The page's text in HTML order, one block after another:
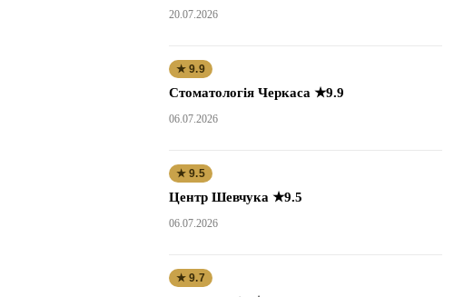
20.07.2026
★ 9.9
Стоматологія Черкаса ★9.9
06.07.2026
★ 9.5
Центр Шевчука ★9.5
06.07.2026
★ 9.7